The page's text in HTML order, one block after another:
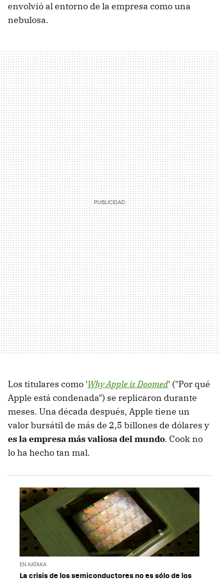
envolvió al entorno de la empresa como una
nebulosa.
Los titulares como 'Why Apple is Doomed' ("Por qué
Apple está condenada") se replicaron durante
meses. Una década después, Apple tiene un
valor bursátil de más de 2,5 billones de dólares y
es la empresa más valiosa del mundo. Cook no
lo ha hecho tan mal.
EN XATAKA
La crisis de los semiconductores no es sólo de los